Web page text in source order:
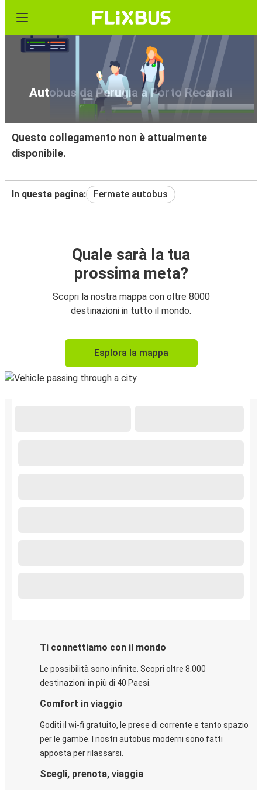
Autobus da Perugia a Porto Recanati
Questo collegamento non è attualmente
disponibile.
In questa pagina: Fermate autobus
Quale sarà la tua
prossima meta?
Scopri la nostra mappa con oltre 8000
destinazioni in tutto il mondo.
Esplora la mappa
Ti connettiamo con il mondo
Le possibilità sono infinite. Scopri oltre 8.000
destinazioni in più di 40 Paesi.
Comfort in viaggio
Goditi il wi-fi gratuito, le prese di corrente e tanto spazio
per le gambe. I nostri autobus moderni sono fatti
apposta per rilassarsi.
Scegli, prenota, viaggia